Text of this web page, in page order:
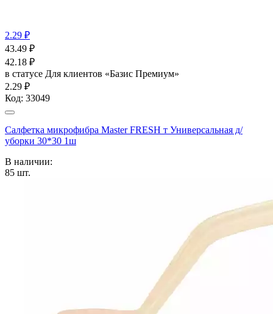
2.29 ₽
43.49 ₽
42.18 ₽
в статусе Для клиентов «Базис Премиум»
2.29 ₽
Код: 33049
Салфетка микрофибра Master FRESH т Универсальная д/
уборки 30*30 1ш
В наличии:
85 шт.